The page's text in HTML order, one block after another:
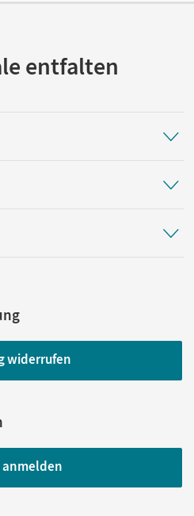
entfalten
widerrufen